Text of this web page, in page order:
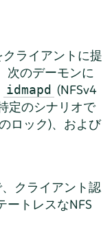
ライアントに提
次のデーモンに
idmapd (NFSv4
定のシナリオで
ロック)、および
クライアント認
ートレスなNFS